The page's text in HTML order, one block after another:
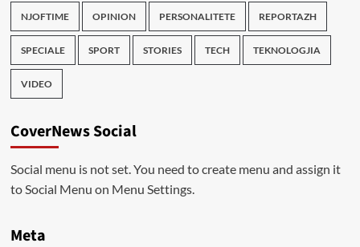
NJOFTIME OPINION PERSONALITETE REPORTAZH
SPECIALE SPORT STORIES TECH TEKNOLOGJIA
VIDEO
CoverNews Social
Social menu is not set. You need to create menu and assign it
to Social Menu on Menu Settings.
Meta